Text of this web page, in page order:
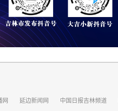
网 延边新闻网 中国日报吉林频道